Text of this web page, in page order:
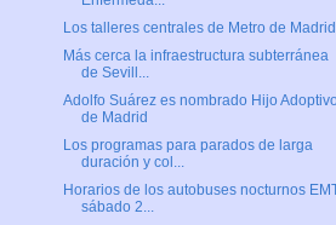
Los talleres centrales de Metro de Madrid
Más cerca la infraestructura subterránea
de Sevill...
Adolfo Suárez es nombrado Hijo
de Madrid
Los programas para parados de larga
duración y col...
Horarios de los autobuses nocturnos
sábado 2...